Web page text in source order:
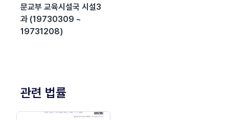
문교부 교육시설국 시설3
과 (19730309 ~
19731208)
관련 법률